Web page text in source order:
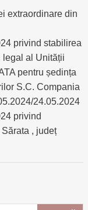
extraordinare din
privind stabilirea
legal al Unității
pentru ședința
S.C. Compania
24.05.2024
privind
, județ